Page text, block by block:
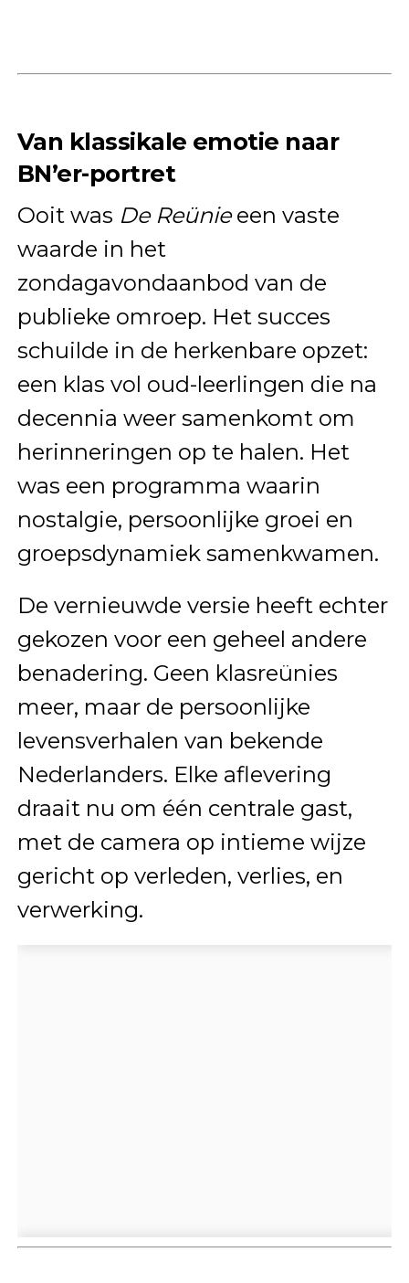
Van klassikale emotie naar
BN’er-portret
Ooit was De Reünieeen vaste
waarde in het
zondagavondaanbod van de
publieke omroep. Het succes
schuilde in de herkenbare opzet:
een klas vol oud-leerlingen die na
decennia weer samenkomt om
herinneringen op te halen. Het
was een programma waarin
nostalgie, persoonlijke groei en
groepsdynamiek samenkwamen.
De vernieuwde versie heeft echter
gekozen voor een geheel andere
benadering. Geen klasreünies
meer, maar de persoonlijke
levensverhalen van bekende
Nederlanders. Elke aflevering
draait nu om één centrale gast,
met de camera op intieme wijze
gericht op verleden, verlies, en
verwerking.